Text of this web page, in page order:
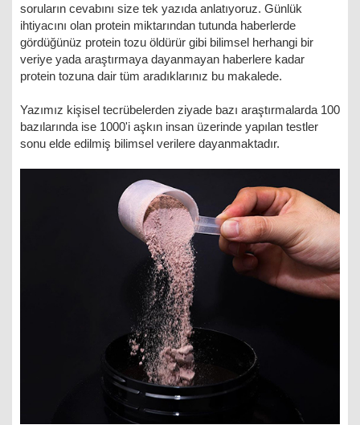
soruların cevabını size tek yazıda anlatıyoruz. Günlük
ihtiyacını olan protein miktarından tutunda haberlerde
gördüğünüz protein tozu öldürür gibi bilimsel herhangi bir
veriye yada araştırmaya dayanmayan haberlere kadar
protein tozuna dair tüm aradıklarınız bu makalede.
Yazımız kişisel tecrübelerden ziyade bazı araştırmalarda 100
bazılarında ise 1000'i aşkın insan üzerinde yapılan testler
sonu elde edilmiş bilimsel verilere dayanmaktadır.